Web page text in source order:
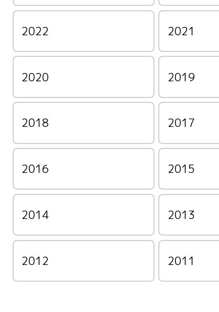
2022 2021
2020 2019
2018 2017
2016 2015
2014 2013
2012 2011